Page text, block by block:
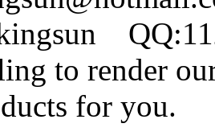
to render
for you.